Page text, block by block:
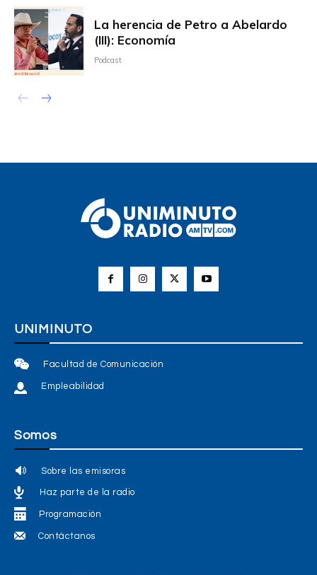
La herencia de Petro a Abelardo
(III): Economía
Podcast
UNIMINUTO
Facultad de Comunicación
Empleabilidad
Somos
Sobre las emisoras
Haz parte de la radio
Programación
Contáctanos